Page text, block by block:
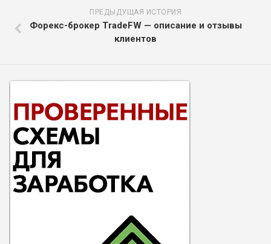
ПРЕДЫДУЩАЯ ИСТОРИЯ
Форекс-брокер TradeFW — описание и отзывы
клиентов